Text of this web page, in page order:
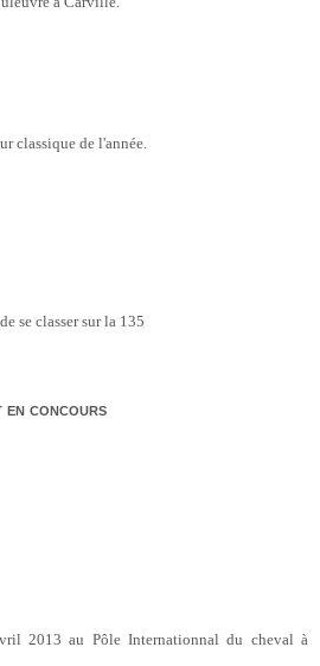
classique de l'année.
se classer sur la 135
concours
2013 au Pôle Internationnal du cheval à